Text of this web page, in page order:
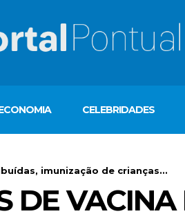
CELEBRIDADES
imunização de crianças...
DE